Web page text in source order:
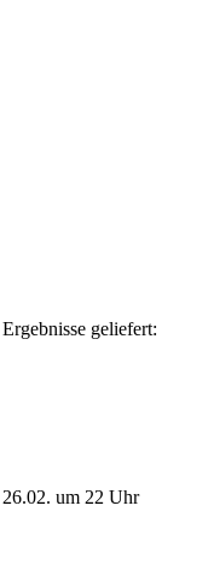
geliefert:
um 22 Uhr